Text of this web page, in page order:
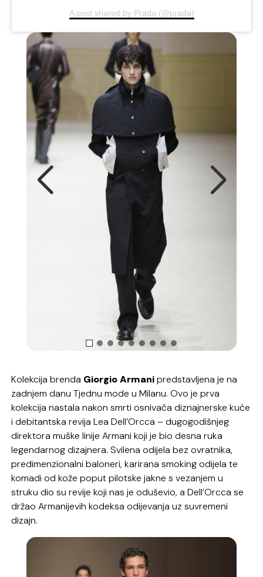
A post shared by Prada (@prada)
Kolekcija brenda Giorgio Armanipredstavljena je na
zadnjem danu Tjednu mode u Milanu. Ovo je prva
kolekcija nastala nakon smrti osnivača diznajnerske kuće
i debitantska revija Lea Dell’Orcca – dugogodišnjeg
direktora muške linije Armani koji je bio desna ruka
legendarnog dizajnera. Svilena odijela bez ovratnika,
predimenzionalni baloneri, karirana smoking odijela te
komadi od kože poput pilotske jakne s vezanjem u
struku dio su revije koji nas je oduševio, a Dell’Orcca se
držao Armanijevih kodeksa odijevanja uz suvremeni
dizajn.